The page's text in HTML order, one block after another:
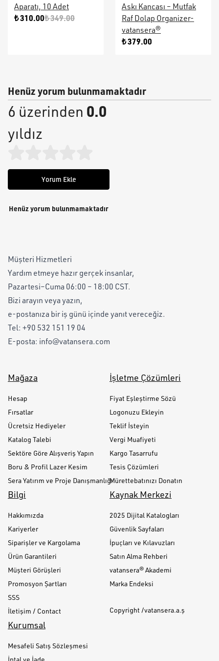
Aparatı, 10 Adet
₺ 310.00₺ 349.00
Askı Kancası – Mutfak
Raf Dolap Organizer-
vatansera®
₺ 379.00
Henüz yorum bulunmamaktadır
6 üzerinden 0.0
yıldız
Yorum Ekle
Henüz yorum bulunmamaktadır
Müşteri Hizmetleri
Yardım etmeye hazır gerçek insanlar,
Pazartesi–Cuma 06:00 – 18:00 CST.
Bizi arayın veya yazın,
e-postanıza bir iş günü içinde yanıt vereceğiz.
Tel: +90 532 151 19 04
E-posta: info@vatansera.com
Mağaza
Hesap
Fırsatlar
Ücretsiz Hediyeler
Katalog Talebi
Sektöre Göre Alışveriş Yapın
Boru & Profil Lazer Kesim
Sera Yatırım ve Proje Danışmanlığı
İşletme Çözümleri
Fiyat Eşleştirme Sözü
Logonuzu Ekleyin
Teklif İsteyin
Vergi Muafiyeti
Kargo Tasarrufu
Tesis Çözümleri
Mürettebatınızı Donatın
Bilgi
Hakkımızda
Kariyerler
Siparişler ve Kargolama
Ürün Garantileri
Müşteri Görüşleri
Promosyon Şartları
SSS
İletişim / Contact
Kaynak Merkezi
2025 Dijital Katalogları
Güvenlik Sayfaları
İpuçları ve Kılavuzları
Satın Alma Rehberi
vatansera® Akademi
Marka Endeksi
Copyright /vatansera.a.ş
Kurumsal
Mesafeli Satış Sözleşmesi
İptal ve İade